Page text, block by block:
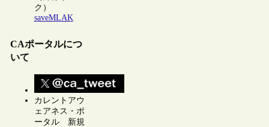
ク）
saveMLAK
CAポータルにつ
いて
カレントアウ
ェアネス・ポ
ータル 新規